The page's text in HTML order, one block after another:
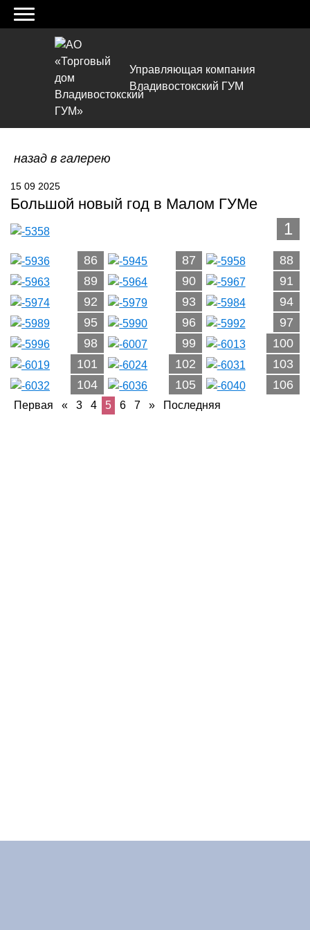
Управляющая компания
Владивостокский ГУМ
назад в галерею
15 09 2025
Большой новый год в Малом ГУМе
1
86 87
88
89
90
91
92
93
94
95
96
97
98
99
100
101
102
103
104
105 106
Первая « 3 4 5 6 7 » Последняя